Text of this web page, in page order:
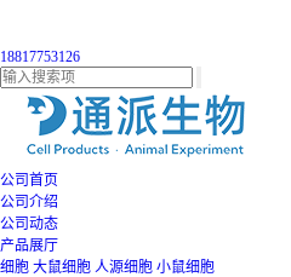
18817753126
公司首页
公司介绍
公司动态
产品展厅
细胞 大鼠细胞 人源细胞 小鼠细胞